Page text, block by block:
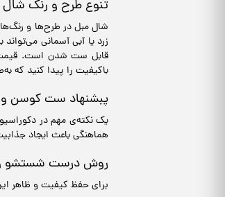
تنوع طرح و رنگ
شال مبل در طرح‌ها و
زرد یا آبی آسمانی
قابل ست شدن است. قیمت
باکیفیت را پیدا کنید که
پبشنهاد ست کوسن
یک نکته‌ی مهم در
هماهنگی باعث ایجاد
روش درست شستشو
برای حفظ کیفیت و ظاهر